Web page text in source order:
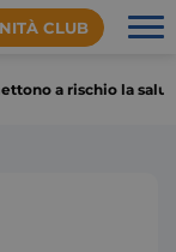
CLUB
a rischio la